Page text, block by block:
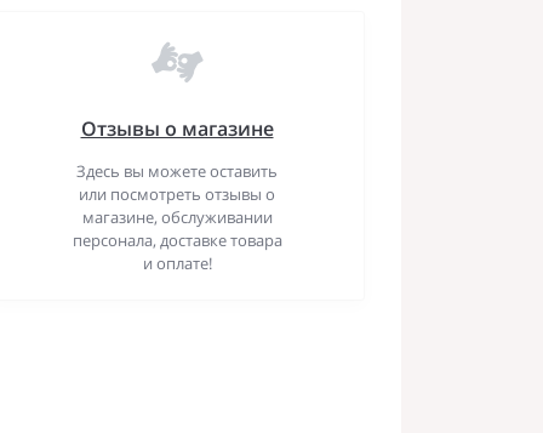
Отзывы о магазине
Здесь вы можете оставить
или посмотреть отзывы о
магазине, обслуживании
персонала, доставке товара
и оплате!